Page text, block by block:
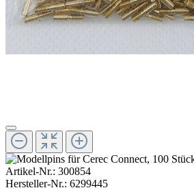
Artikel-Nr.: 300854
Hersteller-Nr.: 6299445